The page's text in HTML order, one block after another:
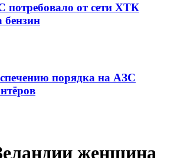
потребовало от сети ХТК
бензин
порядка на АЗС
женщина